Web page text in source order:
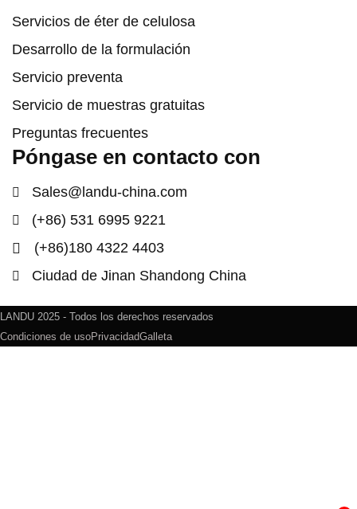
Servicios de éter de celulosa
Desarrollo de la formulación
Servicio preventa
Servicio de muestras gratuitas
Preguntas frecuentes
Póngase en contacto con
Sales@landu-china.com
(+86) 531 6995 9221
(+86)180 4322 4403
Ciudad de Jinan Shandong China
LANDU 2025 - Todos los derechos reservados
Condiciones de usoPrivacidadGalleta